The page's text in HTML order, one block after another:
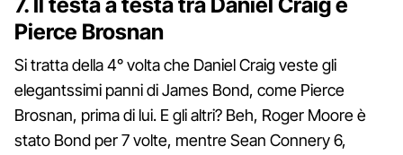
Pierce Brosnan
Si tratta della 4° volta che Daniel Craig veste gli
elegantssimi panni di James Bond, come Pierce
Brosnan, prima di lui. E gli altri? Beh, Roger Moore è
stato Bond per 7 volte, mentre Sean Connery 6,